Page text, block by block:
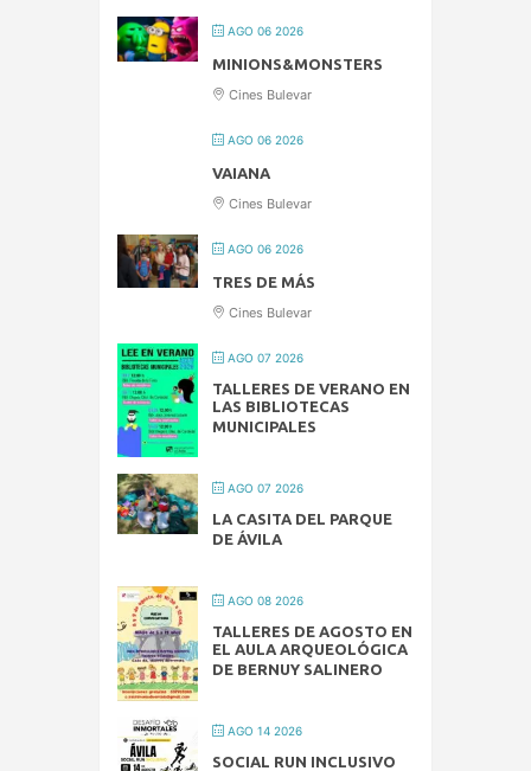
AGO 06 2026
MINIONS&MONSTERS
Cines Bulevar
AGO 06 2026
VAIANA
Cines Bulevar
AGO 06 2026
TRES DE MÁS
Cines Bulevar
AGO 07 2026
TALLERES DE VERANO EN
LAS BIBLIOTECAS
MUNICIPALES
AGO 07 2026
LA CASITA DEL PARQUE
DE ÁVILA
AGO 08 2026
TALLERES DE AGOSTO EN
EL AULA ARQUEOLÓGICA
DE BERNUY SALINERO
AGO 14 2026
SOCIAL RUN INCLUSIVO